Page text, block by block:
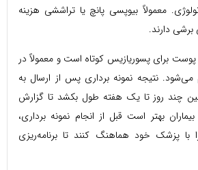
معمولاً بیوپسی پانچ یا تراششی هزینه
دارند.
پوست برای پسوریازیس کوتاه است و معمولاً در
انجام می‌شود. نتیجه نمونه برداری پس از ارسال به
چند روز تا یک هفته طول بکشد تا گزارش
بهتر است قبل از انجام نمونه برداری،
با پزشک خود هماهنگ کنند تا برنامه‌ریزی